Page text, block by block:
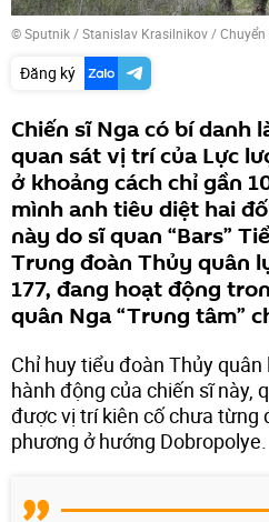
© Sputnik / Stanislav Krasilnikov/
Đăng ký
Chiến sĩ Nga có bí danh
quan sát vị trí của Lực
ở khoảng cách chỉ gần
mình anh tiêu diệt hai
này do sĩ quan “Bars”
Trung đoàn Thủy quân
177, đang hoạt động
quân Nga “Trung tâm”
Chỉ huy tiểu đoàn Thủy
hành động của chiến sĩ này,
được vị trí kiên cố chưa từng
phương ở hướng Dobropolye.